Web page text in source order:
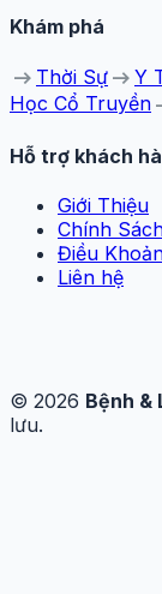
Khám phá
arrow_right_alt Thời Sự arrow_right_alt Y
Học Cổ Truyền
Hỗ trợ khách
Giới Thiệu
Chính
Điều
Liên hệ
© 2026 Bệnh &
lưu.